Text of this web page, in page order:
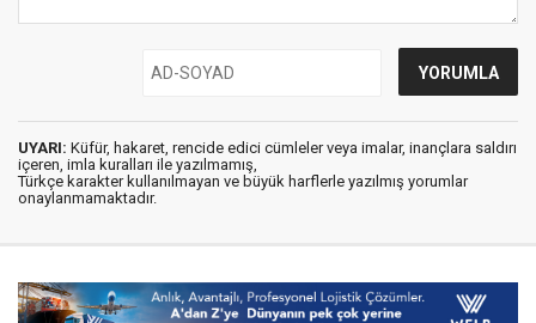
UYARI: Küfür, hakaret, rencide edici cümleler veya imalar, inançlara saldırı
içeren, imla kuralları ile yazılmamış,
Türkçe karakter kullanılmayan ve büyük harflerle yazılmış yorumlar
onaylanmamaktadır.